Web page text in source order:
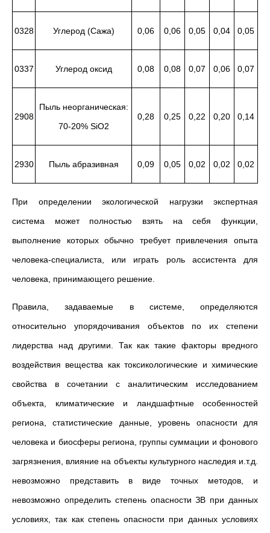
0328 Углерод (Сажа) 0,06 0,06 0,05 0,04 0,05
0337 Углерод оксид 0,08 0,08 0,07 0,06 0,07
2908
Пыль неорганическая:
70-20% SiO2
0,28 0,25 0,22 0,20 0,14
2930 Пыль абразивная 0,09 0,05 0,02 0,02 0,02
При определении экологической нагрузки экспертная
система может полностью взять на себя функции,
выполнение которых обычно требует привлечения опыта
человека-специалиста, или играть роль ассистента для
человека, принимающего решение.
Правила, задаваемые в системе, определяются
относительно упорядочивания объектов по их степени
лидерства над другими. Так как такие факторы вредного
воздействия вещества как токсикологические и химические
свойства в сочетании с аналитическим исследованием
объекта, климатические и ландшафтные особенностей
региона, статистические данные, уровень опасности для
человека и биосферы региона, группы суммации и фонового
загрязнения, влияние на объекты культурного наследия и.т.д.
невозможно представить в виде точных методов, и
невозможно определить степень опасности ЗВ при данных
условиях, так как степень опасности при данных условиях